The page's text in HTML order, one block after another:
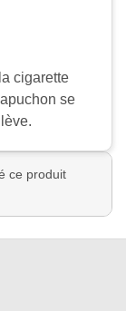
cigarette
se
ce produit